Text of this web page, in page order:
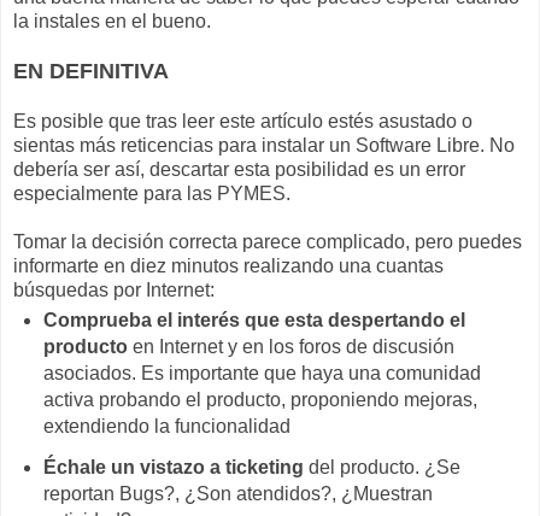
la instales en el bueno.
EN DEFINITIVA
Es posible que tras leer este artículo estés asustado o
sientas más reticencias para instalar un Software Libre. No
debería ser así, descartar esta posibilidad es un error
especialmente para las PYMES.
Tomar la decisión correcta parece complicado, pero puedes
informarte en diez minutos realizando una cuantas
búsquedas por Internet:
Comprueba el interés que esta despertando el
productoen Internet y en los foros de discusión
asociados. Es importante que haya una comunidad
activa probando el producto, proponiendo mejoras,
extendiendo la funcionalidad
Échale un vistazo a ticketing del producto. ¿Se
reportan Bugs?, ¿Son atendidos?, ¿Muestran